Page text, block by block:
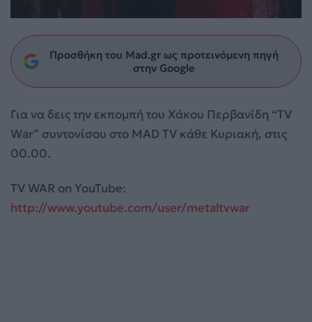
Προσθήκη του Mad.gr ως προτεινόμενη πηγή
στην Google
Για να δεις την εκπομπή του Χάκου Περβανίδη “TV
War” συντονίσου στο MAD TV κάθε Κυριακή, στις
00.00.
TV WAR on YouTube:
http://www.youtube.com/user/metaltvwar